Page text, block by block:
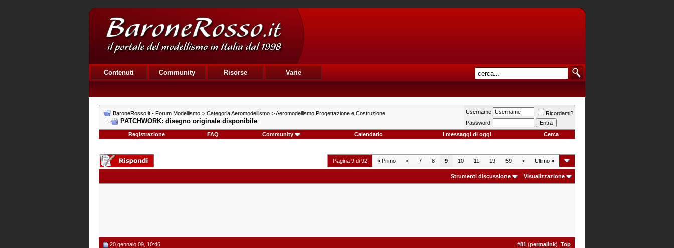
Contenuti Community Risorse Varie
BaroneRosso.it - Forum Modellismo > Categoria Aeromodellismo >Aeromodellismo Progettazione e Costruzione
PATCHWORK: disegno originale disponibile
Username
Ricordami?
Password
Registrazione
FAQ Community Calendario I messaggi di oggi Cerca
Pagina 9 di 92 « Primo < 7 8 9 10 11 19 59 > Ultimo »
Strumenti discussione Visualizzazione
20 gennaio 09, 10:46 #81 (permalink) Top